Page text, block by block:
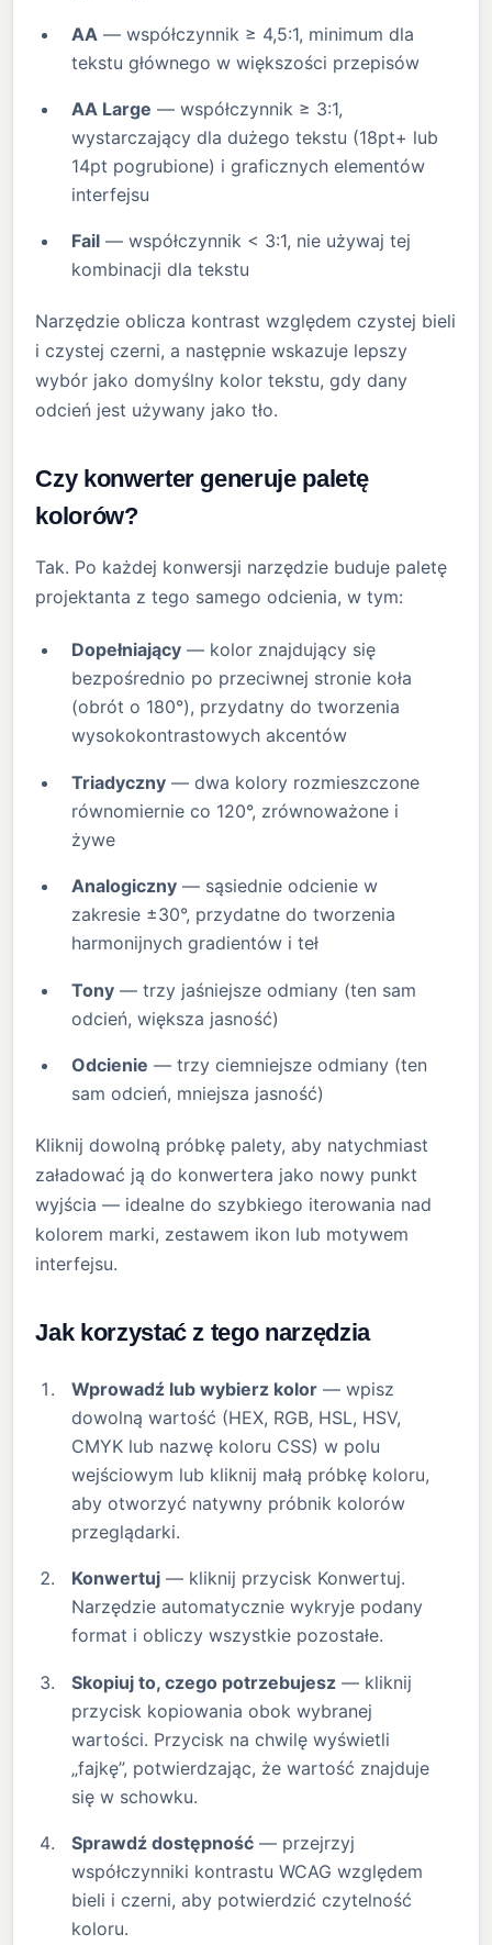
AA — współczynnik ≥ 4,5:1, minimum dla
tekstu głównego w większości przepisów
AA Large — współczynnik ≥ 3:1,
wystarczający dla dużego tekstu (18pt+ lub
14pt pogrubione) i graficznych elementów
interfejsu
Fail— współczynnik < 3:1, nie używaj tej
kombinacji dla tekstu
Narzędzie oblicza kontrast względem czystej bieli
i czystej czerni, a następnie wskazuje lepszy
wybór jako domyślny kolor tekstu, gdy dany
odcień jest używany jako tło.
Czy konwerter generuje paletę
kolorów?
Tak. Po każdej konwersji narzędzie buduje paletę
projektanta z tego samego odcienia, w tym:
Dopełniający— kolor znajdujący się
bezpośrednio po przeciwnej stronie koła
(obrót o 180°), przydatny do tworzenia
wysokokontrastowych akcentów
Triadyczny— dwa kolory rozmieszczone
równomiernie co 120°, zrównoważone i
żywe
Analogiczny— sąsiednie odcienie w
zakresie ±30°, przydatne do tworzenia
harmonijnych gradientów i teł
Tony— trzy jaśniejsze odmiany (ten sam
odcień, większa jasność)
Odcienie — trzy ciemniejsze odmiany (ten
sam odcień, mniejsza jasność)
Kliknij dowolną próbkę palety, aby natychmiast
załadować ją do konwertera jako nowy punkt
wyjścia — idealne do szybkiego iterowania nad
kolorem marki, zestawem ikon lub motywem
interfejsu.
Jak korzystać z tego narzędzia
Wprowadź lub wybierz kolor— wpisz
dowolną wartość (HEX, RGB, HSL, HSV,
CMYK lub nazwę koloru CSS) w polu
wejściowym lub kliknij małą próbkę koloru,
aby otworzyć natywny próbnik kolorów
przeglądarki.
Konwertuj— kliknij przycisk Konwertuj.
Narzędzie automatycznie wykryje podany
format i obliczy wszystkie pozostałe.
Skopiuj to, czego potrzebujesz— kliknij
przycisk kopiowania obok wybranej
wartości. Przycisk na chwilę wyświetli
„fajkę”, potwierdzając, że wartość znajduje
się w schowku.
Sprawdź dostępność— przejrzyj
współczynniki kontrastu WCAG względem
bieli i czerni, aby potwierdzić czytelność
koloru.